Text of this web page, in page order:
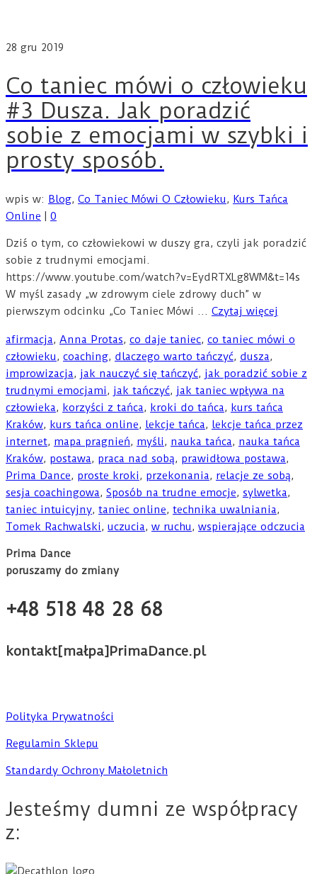
28 gru 2019
Co taniec mówi o człowieku
#3 Dusza. Jak poradzić
sobie z emocjami w szybki i
prosty sposób.
wpis w: Blog, Co Taniec Mówi O Człowieku, Kurs Tańca
Online
0
Dziś o tym, co człowiekowi w duszy gra, czyli jak poradzić
sobie z trudnymi emocjami.
https://www.youtube.com/watch?v=EydRTXLg8WM&t=14s
W myśl zasady „w zdrowym ciele zdrowy duch” w
pierwszym odcinku „Co Taniec Mówi … Czytaj więcej
afirmacja, Anna Protas, co daje taniec, co taniec mówi o
człowieku, coaching, dlaczego warto tańczyć, dusza,
improwizacja, jak nauczyć się tańczyć, jak poradzić sobie z
trudnymi emocjami, jak tańczyć, jak taniec wpływa na
człowieka, korzyści z tańca, kroki do tańca, kurs tańca
Kraków, kurs tańca online, lekcje tańca, lekcje tańca przez
internet, mapa pragnień, myśli, nauka tańca, nauka tańca
Kraków, postawa, praca nad sobą, prawidłowa postawa,
Prima Dance, proste kroki, przekonania, relacje ze sobą,
sesja coachingowa, Sposób na trudne emocje, sylwetka,
taniec intuicyjny, taniec online, technika uwalniania,
Tomek Rachwalski, uczucia, w ruchu, wspierające odczucia
Prima Dance
poruszamy do zmiany
+48 518 48 28 68
kontakt[małpa]PrimaDance.pl
Polityka Prywatności
Regulamin Sklepu
Standardy Ochrony Małoletnich
Jesteśmy dumni ze współpracy
z: